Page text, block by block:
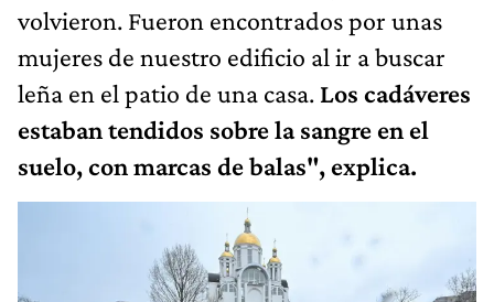
volvieron. Fueron encontrados por unas
mujeres de nuestro edificio al ir a buscar
leña en el patio de una casa. Los cadáveres
estaban tendidos sobre la sangre en el
suelo, con marcas de balas", explica.